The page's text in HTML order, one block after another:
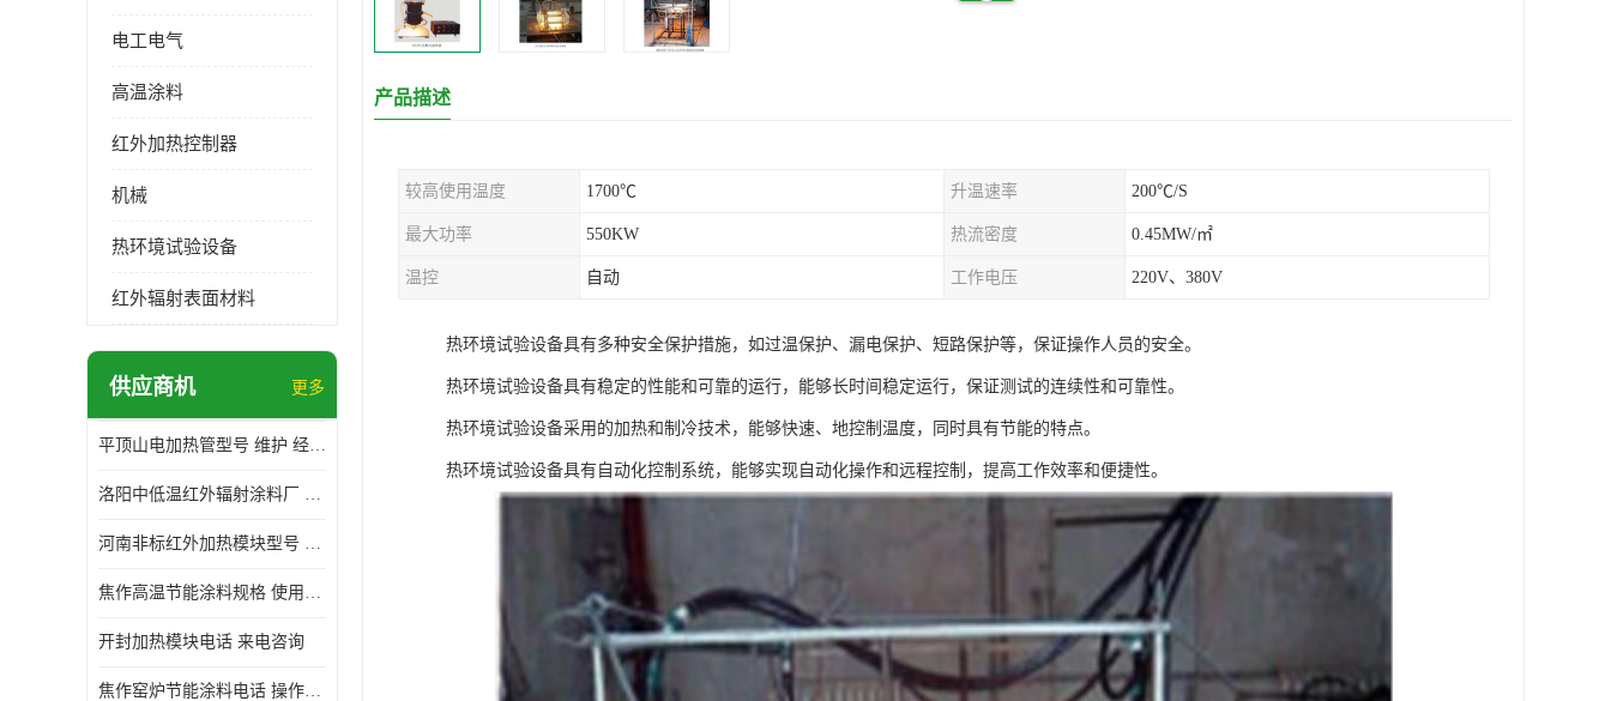
电工电气
高温涂料
红外加热控制器
机械
热环境试验设备
红外辐射表面材料
供应商机 更多
平顶山电加热管型号 维护 经验丰富
洛阳中低温红外辐射涂料厂 使用便利
河南非标红外加热模块型号 操作方便
焦作高温节能涂料规格 使用寿命长 标志明显
开封加热模块电话 来电咨询
焦作窑炉节能涂料电话 操作方便
产品描述
较高使用温度 1700℃ 升温速率 200℃/S
最大功率 550KW 热流密度 0.45MW/㎡
温控 自动 工作电压 220V、380V
热环境试验设备具有多种安全保护措施，如过温保护、漏电保护、短路保护等，保证操作人员的安全。
热环境试验设备具有稳定的性能和可靠的运行，能够长时间稳定运行，保证测试的连续性和可靠性。
热环境试验设备采用的加热和制冷技术，能够快速、地控制温度，同时具有节能的特点。
热环境试验设备具有自动化控制系统，能够实现自动化操作和远程控制，提高工作效率和便捷性。